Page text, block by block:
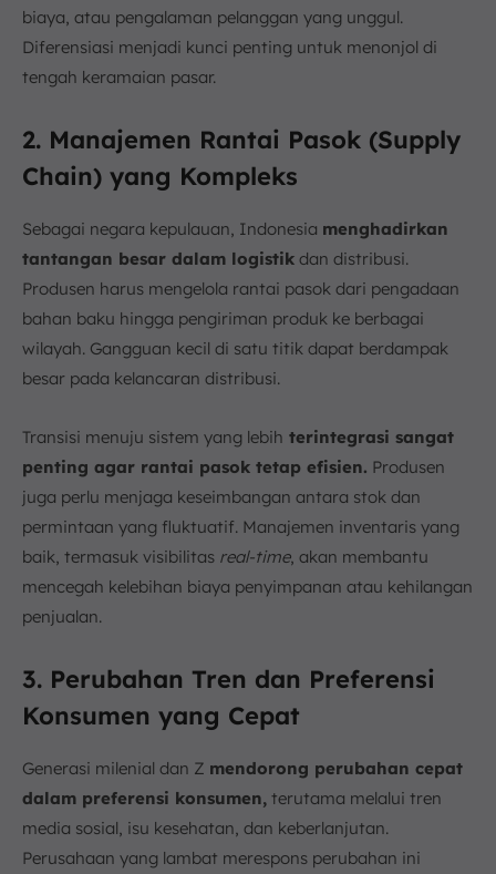
biaya, atau pengalaman pelanggan yang unggul.
Diferensiasi menjadi kunci penting untuk menonjol di
tengah keramaian pasar.
2. Manajemen Rantai Pasok (Supply
Chain) yang Kompleks
Sebagai negara kepulauan, Indonesia menghadirkan
tantangan besar dalam logistik dan distribusi.
Produsen harus mengelola rantai pasok dari pengadaan
bahan baku hingga pengiriman produk ke berbagai
wilayah. Gangguan kecil di satu titik dapat berdampak
besar pada kelancaran distribusi.
Transisi menuju sistem yang lebih terintegrasi sangat
penting agar rantai pasok tetap efisien. Produsen
juga perlu menjaga keseimbangan antara stok dan
permintaan yang fluktuatif. Manajemen inventaris yang
baik, termasuk visibilitas real-time, akan membantu
mencegah kelebihan biaya penyimpanan atau kehilangan
penjualan.
3. Perubahan Tren dan Preferensi
Konsumen yang Cepat
Generasi milenial dan Z mendorong perubahan cepat
dalam preferensi konsumen, terutama melalui tren
media sosial, isu kesehatan, dan keberlanjutan.
Perusahaan yang lambat merespons perubahan ini